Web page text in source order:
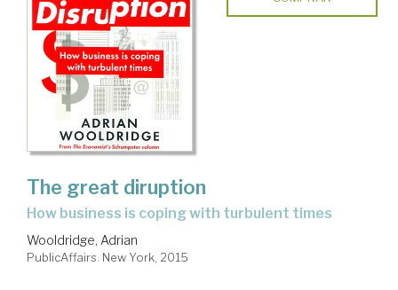
The great diruption
how business is coping with turbulent times
Wooldridge, Adrian
PublicAffairs. New York, 2015